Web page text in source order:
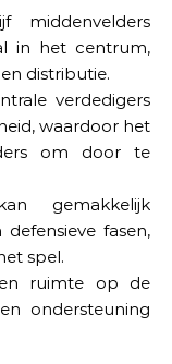
middenvelders
in het centrum,
distributie.
verdedigers
waardoor het
om door te
gemakkelijk
fasen,
spel.
ruimte op de
ondersteuning